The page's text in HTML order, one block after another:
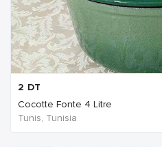
2 DT
Cocotte Fonte 4 Litre
Tunis, Tunisia